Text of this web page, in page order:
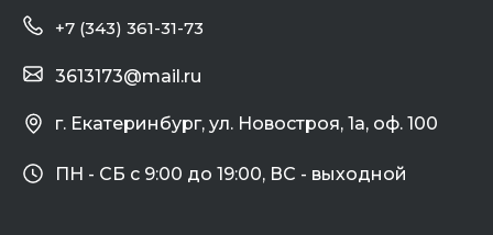
+7 (343) 361-31-73
г. Екатеринбург, ул. Новостроя, 1а, оф. 100
3613173@mail.ru
ПН - СБ с 9:00 до 19:00, ВС - выходной